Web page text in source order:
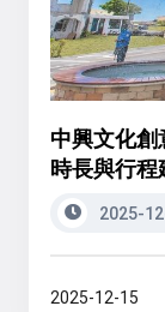
中興文化
時長與行程
2025-
2025-12-15